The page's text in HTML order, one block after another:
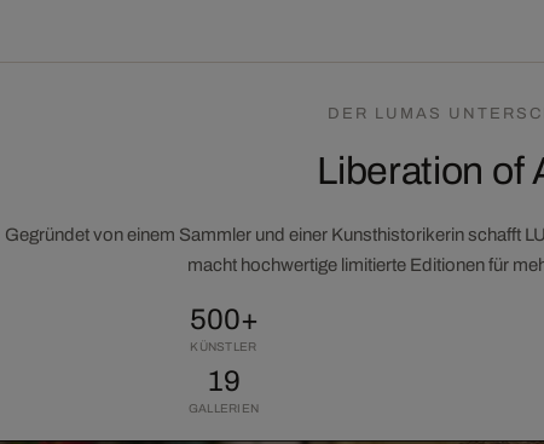
DER LUMAS
Liberation of
Gegründet von einem Sammler und einer Kunsthistorikerin schafft
macht hochwertige limitierte Editionen für
500+
KÜNSTLER
19
GALLERIEN